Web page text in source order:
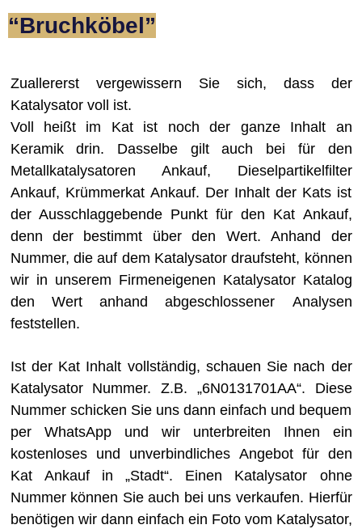
“Bruchköbel”
Zuallererst vergewissern Sie sich, dass der
Katalysator voll ist.
Voll heißt im Kat ist noch der ganze Inhalt an
Keramik drin. Dasselbe gilt auch bei für den
Metallkatalysatoren Ankauf, Dieselpartikelfilter
Ankauf, Krümmerkat Ankauf. Der Inhalt der Kats ist
der Ausschlaggebende Punkt für den Kat Ankauf,
denn der bestimmt über den Wert. Anhand der
Nummer, die auf dem Katalysator draufsteht, können
wir in unserem Firmeneigenen Katalysator Katalog
den Wert anhand abgeschlossener Analysen
feststellen.
Ist der Kat Inhalt vollständig, schauen Sie nach der
Katalysator Nummer. Z.B. „6N0131701AA“. Diese
Nummer schicken Sie uns dann einfach und bequem
per WhatsApp und wir unterbreiten Ihnen ein
kostenloses und unverbindliches Angebot für den
Kat Ankauf in „Stadt“. Einen Katalysator ohne
Nummer können Sie auch bei uns verkaufen. Hierfür
benötigen wir dann einfach ein Foto vom Katalysator,